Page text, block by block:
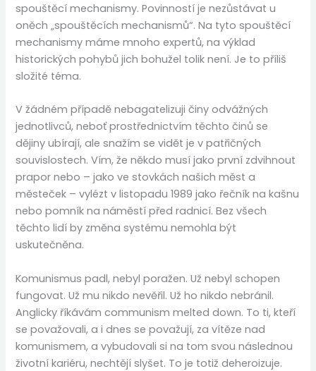
spouštěcí mechanismy. Povinností je nezůstávat u
oněch „spouštěcích mechanismů“. Na tyto spouštěcí
mechanismy máme mnoho expertů, na výklad
historických pohybů jich bohužel tolik není. Je to příliš
složité téma.
V žádném případě nebagatelizuji činy odvážných
jednotlivců, neboť prostřednictvím těchto činů se
dějiny ubírají, ale snažím se vidět je v patřičných
souvislostech. Vím, že někdo musí jako první zdvihnout
prapor nebo – jako ve stovkách našich měst a
městeček – vylézt v listopadu 1989 jako řečník na kašnu
nebo pomník na náměstí před radnicí. Bez všech
těchto lidí by změna systému nemohla být
uskutečněna.
Komunismus padl, nebyl poražen. Už nebyl schopen
fungovat. Už mu nikdo nevěřil. Už ho nikdo nebránil.
Anglicky říkávám communism melted down. To ti, kteří
se považovali, a i dnes se považují, za vítěze nad
komunismem, a vybudovali si na tom svou následnou
životní kariéru, nechtějí slyšet. To je totiž deheroizuje.